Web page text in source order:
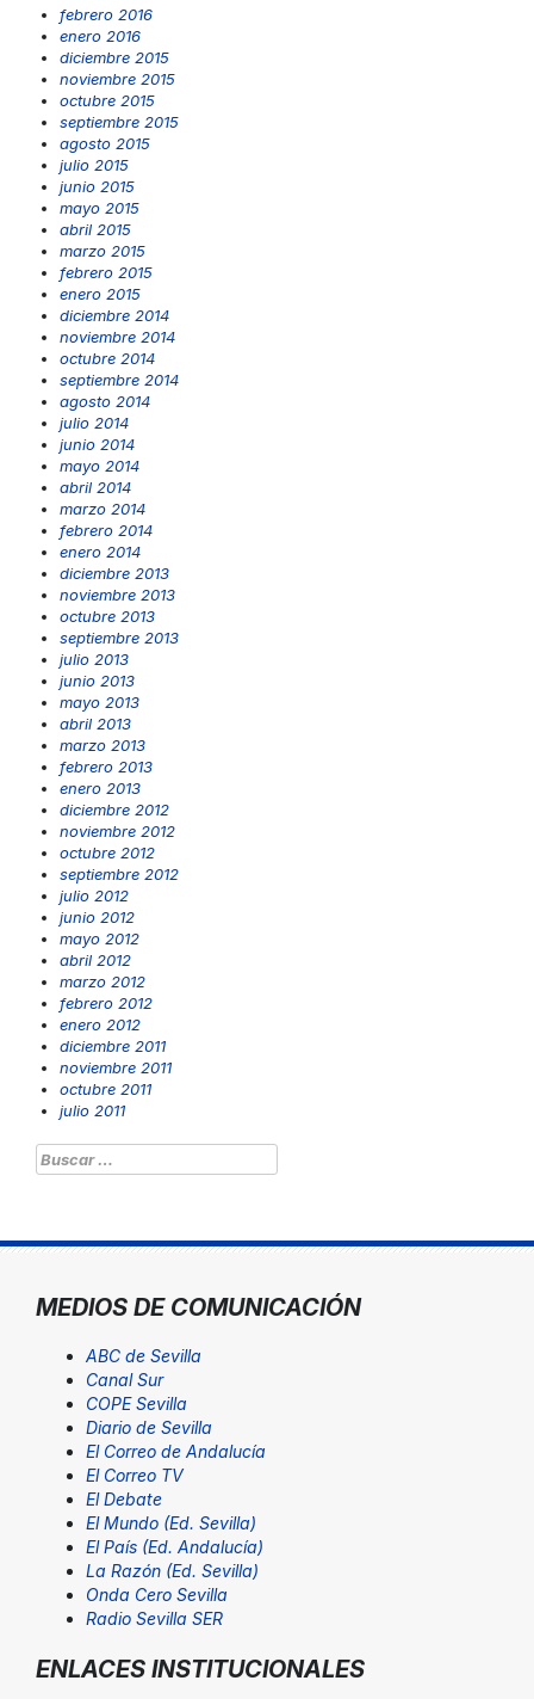
febrero 2016
enero 2016
diciembre 2015
noviembre 2015
octubre 2015
septiembre 2015
agosto 2015
julio 2015
junio 2015
mayo 2015
abril 2015
marzo 2015
febrero 2015
enero 2015
diciembre 2014
noviembre 2014
octubre 2014
septiembre 2014
agosto 2014
julio 2014
junio 2014
mayo 2014
abril 2014
marzo 2014
febrero 2014
enero 2014
diciembre 2013
noviembre 2013
octubre 2013
septiembre 2013
julio 2013
junio 2013
mayo 2013
abril 2013
marzo 2013
febrero 2013
enero 2013
diciembre 2012
noviembre 2012
octubre 2012
septiembre 2012
julio 2012
junio 2012
mayo 2012
abril 2012
marzo 2012
febrero 2012
enero 2012
diciembre 2011
noviembre 2011
octubre 2011
julio 2011
Buscar:
MEDIOS DE COMUNICACIÓN
ABC de Sevilla
Canal Sur
COPE Sevilla
Diario de Sevilla
El Correo de Andalucía
El Correo TV
El Debate
El Mundo (Ed. Sevilla)
El País (Ed. Andalucía)
La Razón (Ed. Sevilla)
Onda Cero Sevilla
Radio Sevilla SER
ENLACES INSTITUCIONALES